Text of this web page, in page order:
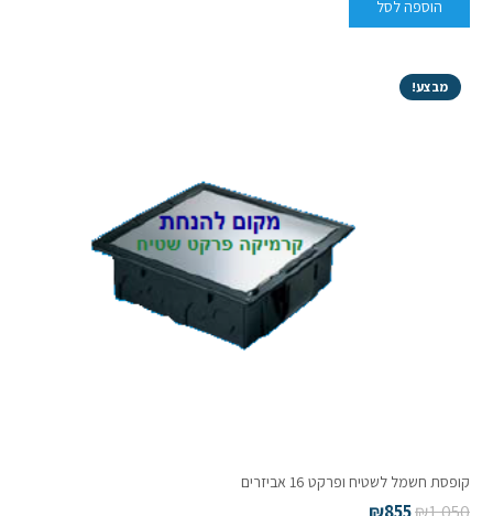
הוספה לסל
מבצע!
קופסת חשמל לשטיח ופרקט 16 אביזרים